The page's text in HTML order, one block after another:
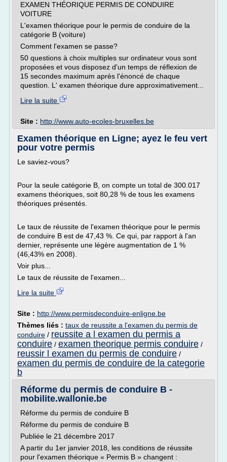
EXAMEN THÉORIQUE PERMIS DE CONDUIRE
VOITURE
L'examen théorique pour le permis de conduire de la
catégorie B (voiture)
Comment l'examen se passe?
50 questions à choix multiples sur ordinateur vous sont
proposées et vous disposez d'un temps de réflexion de
15 secondes maximum après l'énoncé de chaque
question. L' examen théorique dure approximativement...
Lire la suite
Site : http://www.auto-ecoles-bruxelles.be
Examen théorique en Ligne; ayez le feu vert
pour votre permis
Le saviez-vous?
Pour la seule catégorie B, on compte un total de 300.017
examens théoriques, soit 80,28 % de tous les examens
théoriques présentés.
Le taux de réussite de l'examen théorique pour le permis
de conduire B est de 47,43 %. Ce qui, par rapport à l'an
dernier, représente une légère augmentation de 1 %
(46,43% en 2008).
Voir plus...
Le taux de réussite de l'examen...
Lire la suite
Site : http://www.permisdeconduire-enligne.be
Thèmes liés : taux de reussite a l'examen du permis de
conduire / reussite a l examen du permis a
conduire / examen theorique permis conduire /
reussir l examen du permis de conduire /
examen du permis de conduire de la categorie
b
Réforme du permis de conduire B -
mobilite.wallonie.be
Réforme du permis de conduire B
Réforme du permis de conduire B
Publiée le 21 décembre 2017
A partir du 1er janvier 2018, les conditions de réussite
pour l'examen théorique « Permis B » changent :